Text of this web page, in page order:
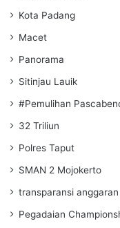
Kota Padang
Macet
Panorama
Sitinjau Lauik
#Pemulihan
32 Triliun
Polres Taput
SMAN 2 Mojokerto
transparansi
Pegadaian